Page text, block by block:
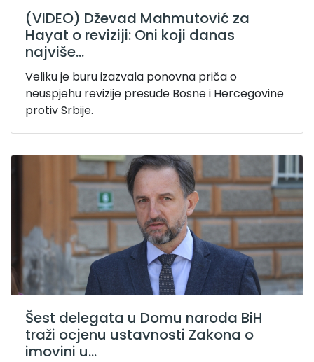
(VIDEO) Dževad Mahmutović za
Hayat o reviziji: Oni koji danas
najviše...
Veliku je buru izazvala ponovna priča o
neuspjehu revizije presude Bosne i Hercegovine
protiv Srbije.
Šest delegata u Domu naroda BiH
traži ocjenu ustavnosti Zakona o
imovini u...